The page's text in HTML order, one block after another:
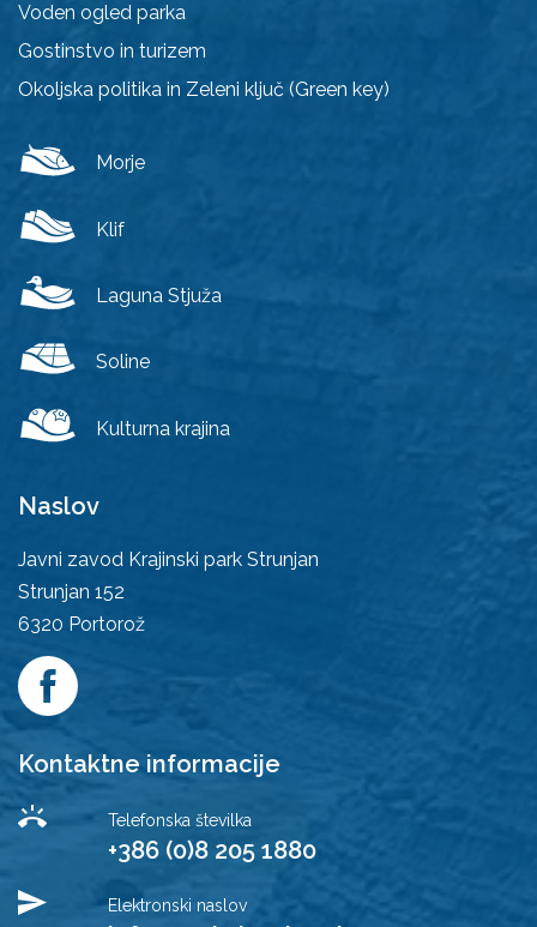
Voden ogled parka
Gostinstvo in turizem
Okoljska politika in Zeleni ključ (Green key)
Morje
Klif
Laguna Stjuža
Soline
Kulturna krajina
Naslov
Javni zavod Krajinski park Strunjan
Strunjan 152
6320 Portorož
Kontaktne informacije
Telefonska številka
+386 (0)8 205 1880
Elektronski naslov